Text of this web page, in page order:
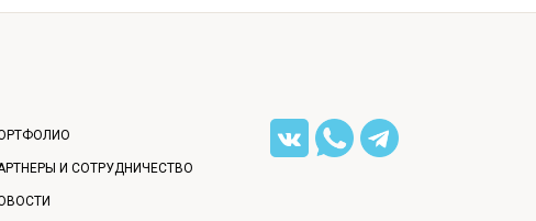
И СОТРУДНИЧЕСТВО